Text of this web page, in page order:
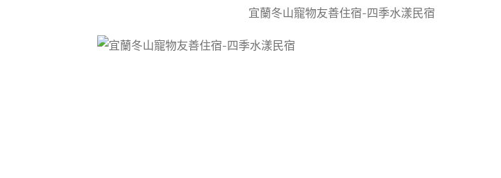
宜蘭冬山寵物友善住宿-四季水漾民宿